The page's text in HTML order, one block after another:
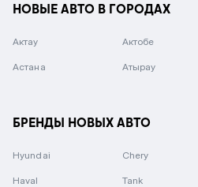
НОВЫЕ АВТО В ГОРОДАХ
Актау Актобе
Астана Атырау
БРЕНДЫ НОВЫХ АВТО
Hyundai Chery
Haval Tank